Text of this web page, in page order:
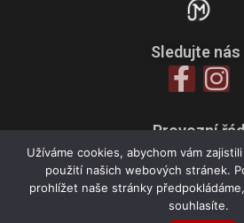
Sledujte nás
Provozní řád
Zpracování
Všeobecné obchodní
Užíváme cookies, abychom vám
použití našich webových stránek.
prohlížet naše stránky
souhlasíte.